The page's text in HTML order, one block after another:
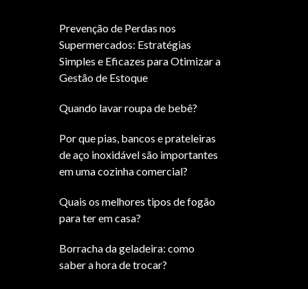
Prevenção de Perdas nos
Supermercados: Estratégias
Simples e Eficazes para Otimizar a
Gestão de Estoque
Quando lavar roupa de bebê?
Por que pias, bancos e prateleiras
de aço inoxidável são importantes
em uma cozinha comercial?
Quais os melhores tipos de fogão
para ter em casa?
Borracha da geladeira: como
saber a hora de trocar?